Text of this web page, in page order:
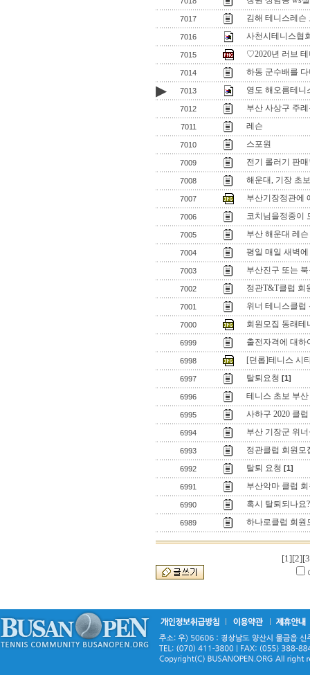
7017 김해 테니스레슨
7016 사천시테니스협
7015 ♡2020년 러브
7014 하동 군수배를
▶ 7013 영도 해오름테니
7012 부산 사상구 주
7011 레슨
7010 스포원
7009 전기 롤러기 판
7008 해운대, 기장 초
7007 부산기장정관에
7006 코치님을정중이
7005 부산 해운대 레
7004 평일 매일 새벽
7003 부산진구 또는
7002 정관T&T클럽 회
7001 위너 테니스클럽
7000 회원모집 동래테
6999 출전자격에 대하
6998 [던롭]테니스 시
6997 탈퇴요청 [1]
6996 테니스 초보 부
6995 사하구 2020 클
6994 부산 기장군 위
6993 정관클럽 회원모
6992 탈퇴 요청 [1]
6991 부산악마 클럽
6990 혹시 탈퇴되나요?
6989 하나로클럽 회원
[1][2]